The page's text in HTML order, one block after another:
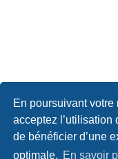
En poursuivant
acceptez l’utilisation
de bénéficier d’une
optimale. En savoir